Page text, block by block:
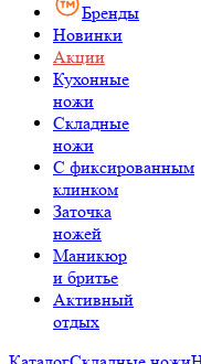
Бренды
Новинки
Акции
Кухонные
ножи
Складные
ножи
C фиксированным
клинком
Заточка
ножей
Маникюр
и бритье
Активный
отдых